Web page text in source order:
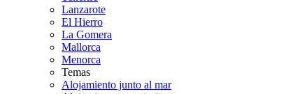
Lanzarote
El Hierro
La Gomera
Mallorca
Menorca
Temas
Alojamiento junto al mar